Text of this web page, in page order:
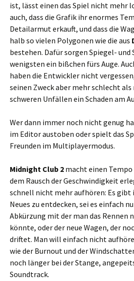
ist, lässt einen das Spiel nicht mehr
auch, dass die Grafik ihr enormes
Detailarmut erkauft, und dass die
halb so vielen Polygonen wie die aus
bestehen. Dafür sorgen Spiegel- und
wenigsten ein bißchen fürs Auge.
haben die Entwickler nicht
seinen Zweck aber mehr schlecht als
schweren Unfällen ein Schaden am
Wer dann immer noch nicht genug
im Editor austoben oder spielt das
Freunden im Multiplayermodus.
Midnight Club 2 macht einen
dem Rausch der Geschwindigkeit
schnell nicht mehr aufhören: Es gibt
Neues zu entdecken, sei es einfach
Abkürzung mit der man das Rennen
könnte, oder der neue Wagen, der
driftet. Man will einfach nicht
wie der Burnout und der
noch länger bei der Stange,
Soundtrack.